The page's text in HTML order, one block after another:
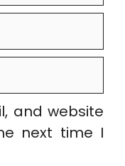
and website
next time I